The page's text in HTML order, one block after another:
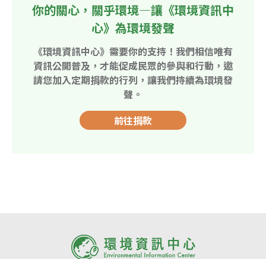
你的關心，關乎環境—讓《環境資訊中
心》為環境發聲
《環境資訊中心》需要你的支持！我們相信唯有
資訊公開普及，才能促成民眾的參與和行動，邀
請您加入定期捐款的行列，讓我們持續為環境發
聲。
前往捐款